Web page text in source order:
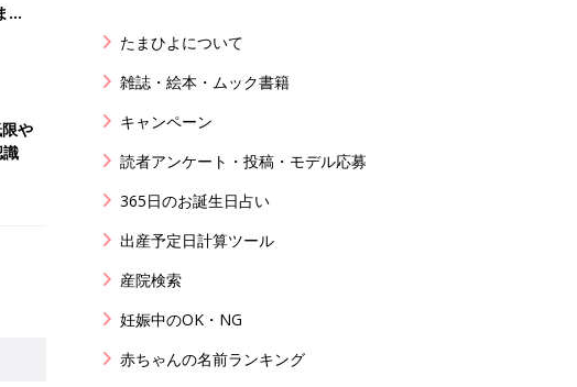
ご
や
識
たまひよについて
雑誌・絵本・ムック書籍
キャンペーン
読者アンケート・投稿・モデル応募
365日のお誕生日占い
出産予定日計算ツール
産院検索
妊娠中のOK・NG
赤ちゃんの名前ランキング